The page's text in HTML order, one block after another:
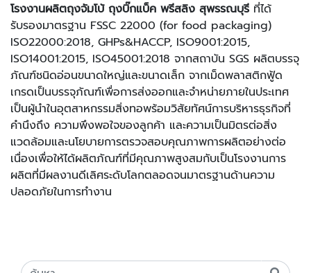
โรงงานผลิตถุงจัมโบ้ ถุงบิ๊กแบ็ค พรีสลิง สุพรรณบุรี ที่ได้
รับรองมาตรฐาน FSSC 22000 (for food packaging)
ISO22000:2018, GHPs&HACCP, ISO9001:2015,
ISO14001:2015, ISO45001:2018 จากสถาบัน SGS ผลิตบรรจุ
ภัณฑ์ชนิดอ่อนขนาดใหญ่และขนาดเล็ก จากเม็ดพลาสติกฟู้ด
เกรดเป็นบรรจุภัณฑ์เพื่อการส่งออกและจำหน่ายภายในประเทศ
เป็นผู้นำในอุตสาหกรรมสิ่งทอพร้อมวิสัยทัศน์การบริหารธุรกิจที่
คำนึงถึง ความพึงพอใจของลูกค้า และความเป็นมิตรต่อสิ่ง
แวดล้อมและนโยบายการตรวจสอบคุณภาพการผลิตอย่างต่อ
เนื่องเพื่อให้ได้ผลิตภัณฑ์ที่มีคุณภาพสูงสมกับเป็นโรงงานการ
ผลิตที่มีผลงานดีเลิศระดับโลกตลอดจนมาตรฐานด้านความ
ปลอดภัยในการทำงาน